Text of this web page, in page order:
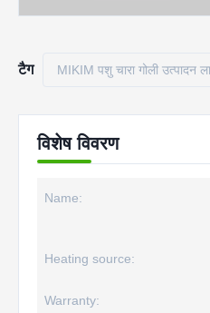
टैग MIKIM पशु चारा गोली उत्पादन
विशेष विवरण
Name:
Heating source:
Warranty: